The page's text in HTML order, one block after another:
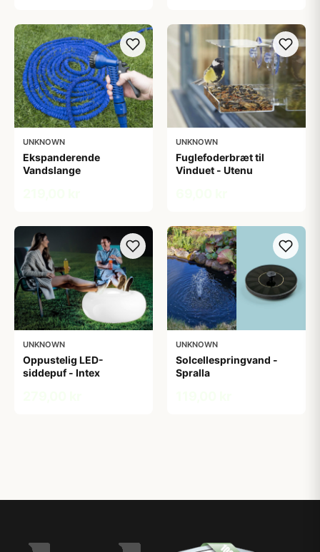
UNKNOWN
Ekspanderende
Vandslange
UNKNOWN
Fuglefoderbræt til
Vinduet - Utenu
UNKNOWN
Oppustelig LED-
siddepuf - Intex
UNKNOWN
Solcellespringvand -
Spralla